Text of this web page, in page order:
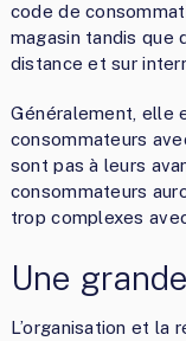
code de
magasin tandis que
distance et sur
Généralement, elle
consommateurs
sont pas à leurs
consommateurs
trop complexes
Une
L’organisation et la